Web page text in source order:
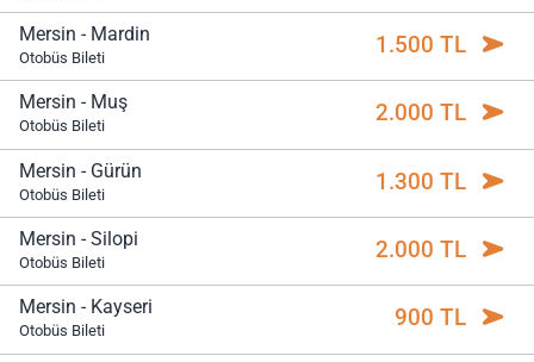
Mersin - Mardin
Otobüs Bileti 1.500 TL
Mersin - Muş
Otobüs Bileti 2.000 TL
Mersin - Gürün
Otobüs Bileti 1.300 TL
Mersin - Silopi
Otobüs Bileti 2.000 TL
Mersin - Kayseri
Otobüs Bileti 900 TL